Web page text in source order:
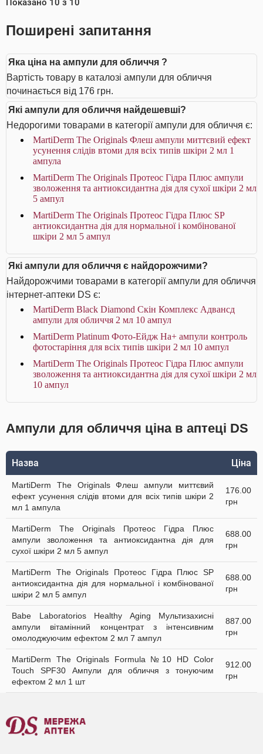
Показано 10 з 10
Поширені запитання
Яка ціна на ампули для обличчя ?
Вартість товару в каталозі ампули для обличчя
починається від 176 грн.
Які ампули для обличчя найдешевші?
Недорогими товарами в категорії ампули для обличчя є:
MartiDerm The Originals Флеш ампули миттєвий ефект
усунення слідів втоми для всіх типів шкіри 2 мл 1
ампула
MartiDerm The Originals Протеос Гідра Плюс ампули
зволоження та антиоксидантна дія для сухої шкіри 2 мл
5 ампул
MartiDerm The Originals Протеос Гідра Плюс SP
антиоксидантна дія для нормальної і комбінованої
шкіри 2 мл 5 ампул
Які ампули для обличчя є найдорожчими?
Найдорожчими товарами в категорії ампули для обличчя
інтернет-аптеки DS є:
MartiDerm Black Diamond Скін Комплекс Адвансд
ампули для обличчя 2 мл 10 ампул
MartiDerm Platinum Фото-Ейдж На+ ампули контроль
фотостаріння для всіх типів шкіри 2 мл 10 ампул
MartiDerm The Originals Протеос Гідра Плюс ампули
зволоження та антиоксидантна дія для сухої шкіри 2 мл
10 ампул
Ампули для обличчя ціна в аптеці DS
Назва Ціна
MartiDerm The Originals Флеш ампули миттєвий
ефект усунення слідів втоми для всіх типів шкіри 2
мл 1 ампула
176.00
грн
MartiDerm The Originals Протеос Гідра Плюс
ампули зволоження та антиоксидантна дія для
сухої шкіри 2 мл 5 ампул
688.00
грн
MartiDerm The Originals Протеос Гідра Плюс SP
антиоксидантна дія для нормальної і комбінованої
шкіри 2 мл 5 ампул
688.00
грн
Babe Laboratorios Healthy Aging Мультизахисні
ампули вітамінний концентрат з інтенсивним
омолоджуючим ефектом 2 мл 7 ампул
887.00
грн
MartiDerm The Originals Formula №10 HD Color
Touch SPF30 Ампули для обличчя з тонуючим
ефектом 2 мл 1 шт
912.00
грн